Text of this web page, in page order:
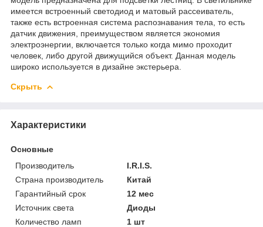
имеется встроенный светодиод и матовый рассеиватель,
также есть встроенная система распознавания тела, то есть
датчик движения, преимуществом является экономия
электроэнергии, включается только когда мимо проходит
человек, либо другой движущийся объект. Данная модель
широко используется в дизайне экстерьера.
Скрыть
Характеристики
Основные
Производитель
I.R.I.S.
Страна производитель
Китай
Гарантийный срок
12 мес
Источник света
Диоды
Количество ламп
1 шт